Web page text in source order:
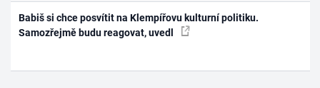
Babiš si chce posvítit na Klempířovu kulturní politiku.
Samozřejmě budu reagovat, uvedl